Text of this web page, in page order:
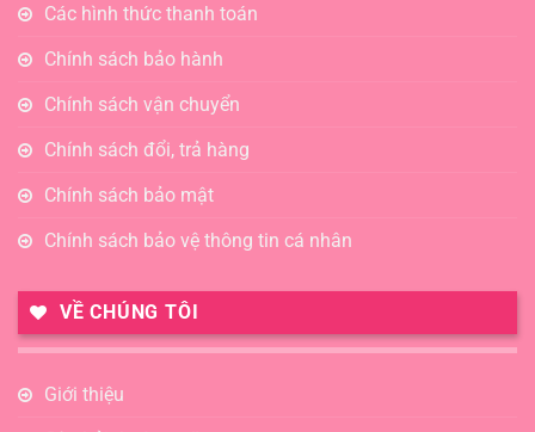
Các hình thức thanh toán
Chính sách bảo hành
Chính sách vận chuyển
Chính sách đổi, trả hàng
Chính sách bảo mật
Chính sách bảo vệ thông tin cá nhân
VỀ CHÚNG TÔI
Giới thiệu